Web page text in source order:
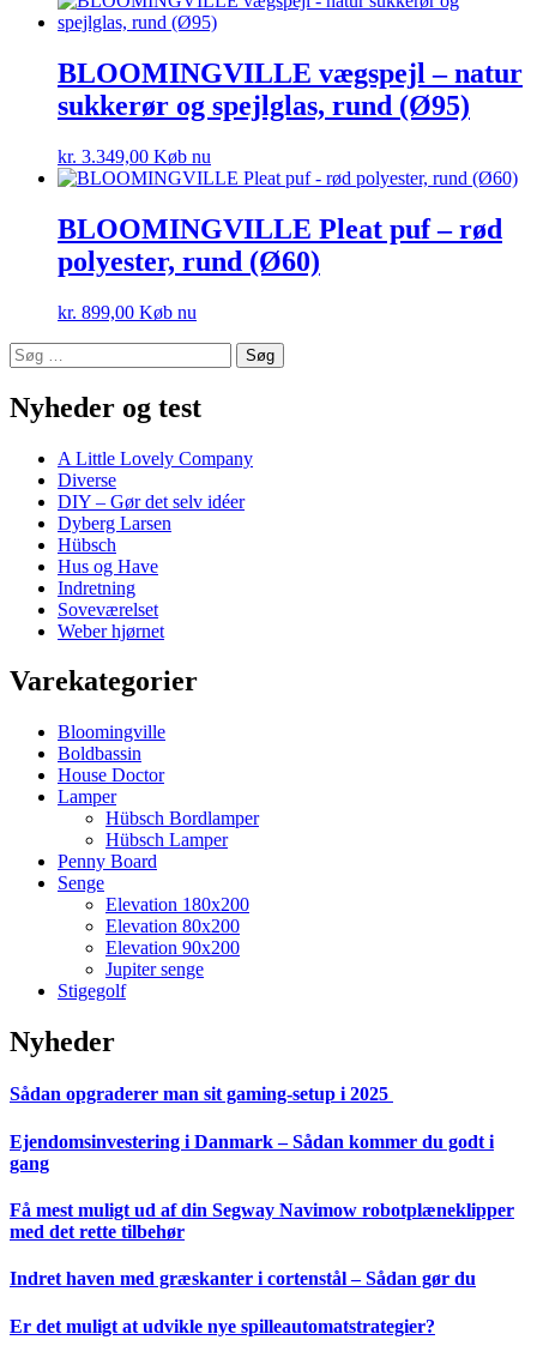
BLOOMINGVILLE vægspejl – natur
sukkerør og spejlglas, rund (Ø95)
kr. 3.349,00 Køb nu
BLOOMINGVILLE Pleat puf – rød
polyester, rund (Ø60)
kr. 899,00 Køb nu
Søg
efter:
Nyheder og test
A Little Lovely Company
Diverse
DIY – Gør det selv idéer
Dyberg Larsen
Hübsch
Hus og Have
Indretning
Soveværelset
Weber hjørnet
Varekategorier
Bloomingville
Boldbassin
House Doctor
Lamper
Hübsch Bordlamper
Hübsch Lamper
Penny Board
Senge
Elevation 180x200
Elevation 80x200
Elevation 90x200
Jupiter senge
Stigegolf
Nyheder
Sådan opgraderer man sit gaming-setup i 2025
Ejendomsinvestering i Danmark – Sådan kommer du godt i
gang
Få mest muligt ud af din Segway Navimow robotplæneklipper
med det rette tilbehør
Indret haven med græskanter i cortenstål – Sådan gør du
Er det muligt at udvikle nye spilleautomatstrategier?